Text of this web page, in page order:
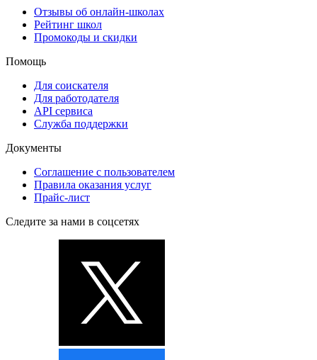
Отзывы об онлайн-школах
Рейтинг школ
Промокоды и скидки
Помощь
Для соискателя
Для работодателя
API сервиса
Служба поддержки
Документы
Соглашение с пользователем
Правила оказания услуг
Прайс-лист
Следите за нами в соцсетях